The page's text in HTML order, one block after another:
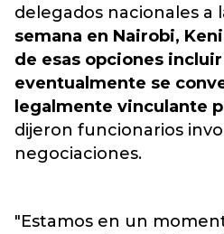
delegados nacionales a
semana en Nairobi,
de esas opciones
eventualmente se
legalmente vinculante
dijeron funcionarios
negociaciones.
"Estamos en un